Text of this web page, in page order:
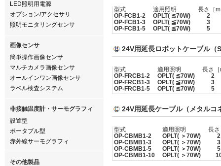
LED照明用電源
オプション/アクセサリ
照明モニタリングセンサ
画像センサ
簡単操作画像センサ
マルチカメラ画像センサ
オールインワン画像センサ
ラベル検査システム
非接触温度計・サーモグラフィ
設置型
ポータブル型
赤外線サーモグラフィ
その他製品
型式 適用照明
長さ［
OP-FCB1-2
OPLT( ≦70W)
2
OP-FCB1-3
OPLT( ≦70W)
3
OP-FCB1-5
OPLT( ≦70W) 5
24V用延長ロボットケーブル（
型式 適用照明
長さ
OP-FRCB1-2
OPLT( ≦70W)
2
OP-FRCB1-3
OPLT( ≦70W)
3
OP-FRCB1-5
OPLT( ≦70W) 5
24V用延長ケーブル（メタルコ
型式 適用照明
長
OP-CBMB1-2
OPLT( ＞70W)
2
OP-CBMB1-3
OPLT( ＞70W)
3
OP-CBMB1-5
OPLT( ＞70W)
5
OP-CBMB1-10
OPLT( ＞70W)